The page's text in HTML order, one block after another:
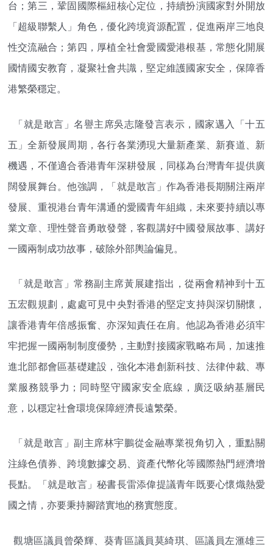
台；第三，鞏固國際樞紐核心定位，持續扮演國家對外開放
「超級聯繫人」角色，優化跨境資源配置，促進兩岸三地良
性交流融合；第四，厚植全社會愛國愛港根基，常態化開展
國情國安教育，凝聚社會共識，堅定維護國家安全，保障香
港繁榮穩定。
「就是敢言」名譽主席吳志隆發言表示，國家邁入「十五
五」全新發展周期，各行各業湧現大量新產業、新賽道、新
機遇，不僅適合香港青年深耕發展，同樣為台灣青年提供廣
闊發展舞台。他強調，「就是敢言」作為香港長期關注兩岸
發展、重視港台青年溝通的愛國青年組織，未來要持續以專
業文章、理性聲音勇敢發聲，客觀講好中國發展故事、講好
一國兩制成功故事，破除外部輿論偏見。
「就是敢言」常務副主席黃展建指出，從兩會精神到十五
五宏觀規劃，處處可見中央對香港的堅定支持與深切關懷，
讓香港青年倍感振奮、亦深知責任在肩。他認為香港必須牢
牢把握一國兩制制度優勢，主動對接國家戰略布局，加速推
進北部都會區基礎建設，強化本港創新科技、法律仲裁、專
業服務競爭力；同時堅守國家安全底線，廣泛吸納基層民
意，以穩定社會環境保障經濟長遠繁榮。
「就是敢言」副主席林宇鵬從金融專業視角切入，重點關
注綠色債券、跨境數據交易、資產代幣化等國際熱門經濟增
長點。「就是敢言」秘書長雷添偉提議青年既要心懷熾熱愛
國之情，亦要秉持腳踏實地的務實態度。
觀塘區議員曾榮輝、葵青區議員莫綺琪、區議員左滙雄三